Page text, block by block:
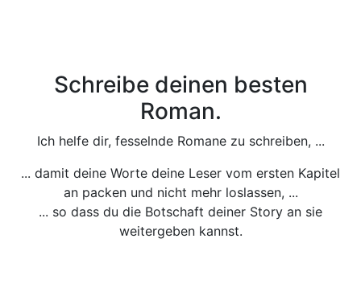
Schreibe deinen besten
Roman.
Ich helfe dir, fesselnde Romane zu schreiben, ...
... damit deine Worte deine Leser vom ersten Kapitel
an packen und nicht mehr loslassen, ...
... so dass du die Botschaft deiner Story an sie
weitergeben kannst.